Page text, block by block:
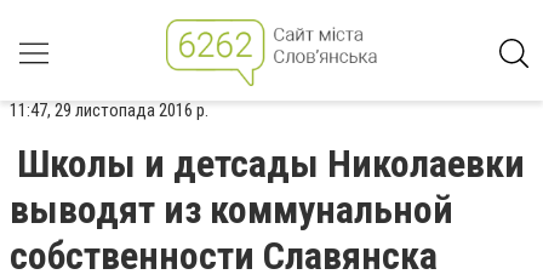
11:47, 29 листопада 2016 р.
Школы и детсады Николаевки
выводят из коммунальной
собственности Славянска